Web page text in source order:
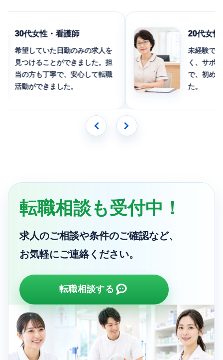
30代女性・看護師
希望していた日勤のみの求人を
見つけることができました。担
当の方も丁寧で、安心して転職
活動ができました。
20代女性・
未経験でも
く、サポート
で、初めて
た。
転職相談も受付中！
求人のご相談や条件のご確認など、
お気軽にご連絡ください。
転職相談する